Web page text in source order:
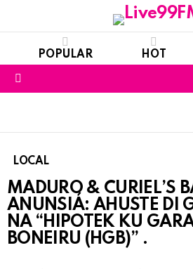
POPULAR HOT
LOCAL
MADURO & CURIEL’S
ANUNSIÁ: AHUSTE DI
NA “HIPOTEK KU
BONEIRU (HGB)” .